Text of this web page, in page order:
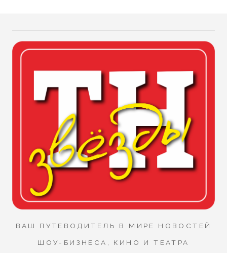
ВАШ ПУТЕВОДИТЕЛЬ В МИРЕ НОВОСТЕЙ
ШОУ-БИЗНЕСА, КИНО И ТЕАТРА